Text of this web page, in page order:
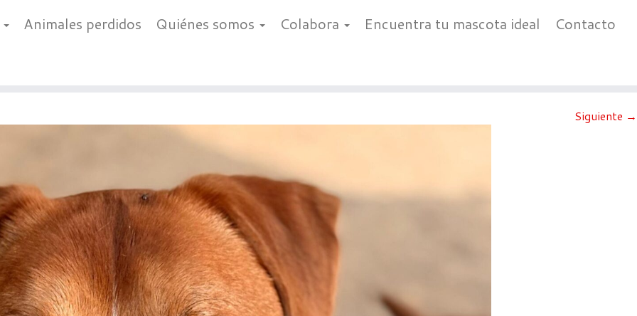
Animales perdidos Quiénes somos Colabora Encuentra tu mascota ideal Contacto
Siguiente →